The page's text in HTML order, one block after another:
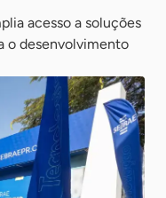
acesso a soluções
o desenvolvimento